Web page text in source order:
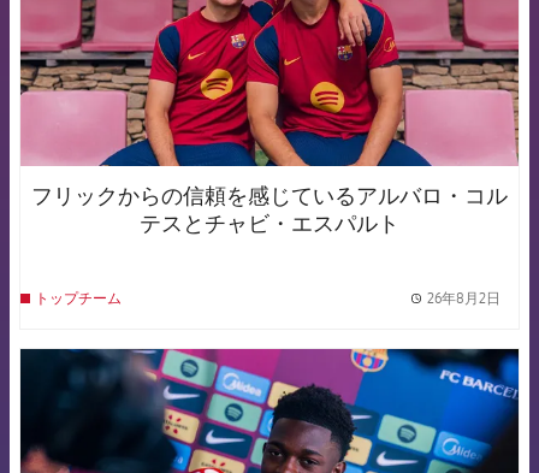
フリックからの信頼を感じているアルバロ・コル
テスとチャビ・エスパルト
トップチーム 26年8月2日
FCB Barcelona badge